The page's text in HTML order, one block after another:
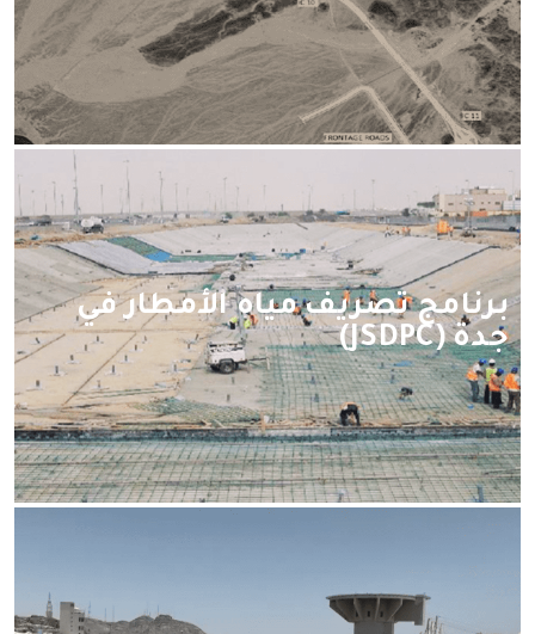
برنامج تصريف مياه الأمطار في
جدة (JSDPC)